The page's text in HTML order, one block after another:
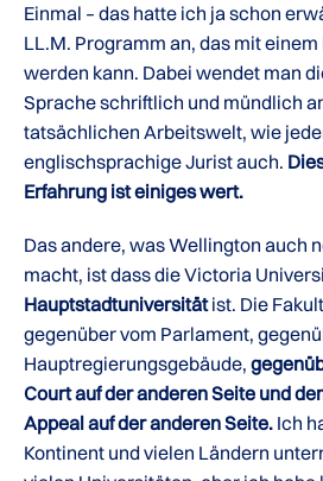
Einmal – das hatte ich ja schon
LL.M. Programm an, das mit
werden kann. Dabei wendet man
Sprache schriftlich und mündlich
tatsächlichen Arbeitswelt, wie
englischsprachige Jurist auch.
Erfahrung ist einiges wert.
Das andere, was Wellington auch
macht, ist dass die Victoria
Hauptstadtuniversitätist. Die
gegenüber vom Parlament,
Hauptregierungsgebäude,
Court auf der anderen Seite und
Appeal auf der anderen Seite. Ich
Kontinent und vielen Ländern